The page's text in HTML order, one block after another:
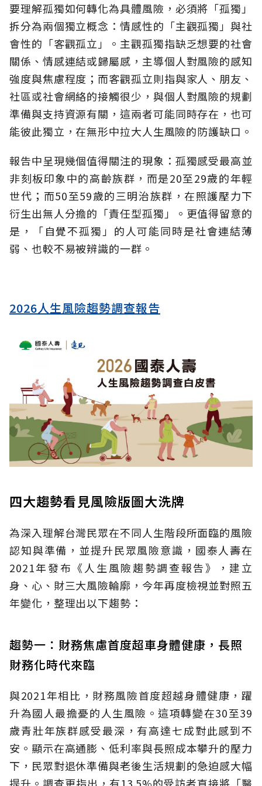
要理解孤獨如何轉化為具體風險，必須將「孤獨」
拆分為兩個獨立概念：情感性的「主觀孤獨」與社
會性的「客觀孤立」。主觀孤獨指缺乏想要的社會
關係、情感連結或歸屬感，主導個人對風險的感知
強度與焦慮程度；而客觀孤立則指與家人、朋友、
社區或社會網絡的接觸很少，與個人對風險的規劃
準備與支持資源有關，這兩者可能同時存在，也可
能彼此獨立，在無形中拉大人生風險的防護缺口。
報告中呈現幾個值得關注的現象：孤獨感受最高並
非刻板印象中的高齡族群，而是20至29歲的年輕
世代；而50至59歲的三明治族群，在照護壓力下
衍生出無人分擔的「責任型孤獨」。更值得留意的
是，「自覺不孤獨」的人可能同時是社會連結薄
弱、也較不易被辨識的一群。
2026人生風險趨勢調查報告
四大趨勢看見風險版圖大洗牌
為深入理解台灣民眾在不同人生階段所面臨的風險
認知與準備，並提升民眾風險意識，國泰人壽在
2021年發布《人生風險趨勢調查報告》，建立
身、心、財三大風險輪廓，今年再度檢視並對照五
年變化，整理出以下趨勢：
趨勢一：財務焦慮首度超車身體健康，長照
財務化時代來臨
與2021年相比，財務風險首度超越身體健康，躍
升為國人最擔憂的人生風險。這項轉變在30至39
歲青壯年族群感受最深，有高達七成對此感到不
安。顯示在高通膨、低利率與長照成本攀升的壓力
下，民眾對退休準備與老後生活規劃的急迫感大幅